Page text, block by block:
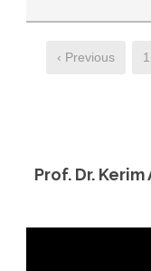
‹ Previous 1
Prof. Dr.